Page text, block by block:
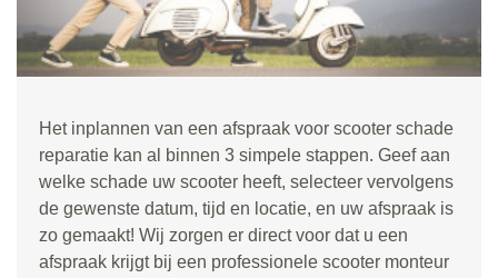
Het inplannen van een afspraak voor scooter schade
reparatie kan al binnen 3 simpele stappen. Geef aan
welke schade uw scooter heeft, selecteer vervolgens
de gewenste datum, tijd en locatie, en uw afspraak is
zo gemaakt! Wij zorgen er direct voor dat u een
afspraak krijgt bij een professionele scooter monteur